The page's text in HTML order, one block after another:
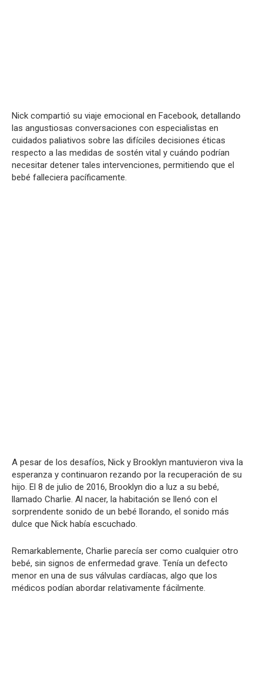
Nick compartió su viaje emocional en Facebook, detallando
las angustiosas conversaciones con especialistas en
cuidados paliativos sobre las difíciles decisiones éticas
respecto a las medidas de sostén vital y cuándo podrían
necesitar detener tales intervenciones, permitiendo que el
bebé falleciera pacíficamente.
A pesar de los desafíos, Nick y Brooklyn mantuvieron viva la
esperanza y continuaron rezando por la recuperación de su
hijo. El 8 de julio de 2016, Brooklyn dio a luz a su bebé,
llamado Charlie. Al nacer, la habitación se llenó con el
sorprendente sonido de un bebé llorando, el sonido más
dulce que Nick había escuchado.
Remarkablemente, Charlie parecía ser como cualquier otro
bebé, sin signos de enfermedad grave. Tenía un defecto
menor en una de sus válvulas cardíacas, algo que los
médicos podían abordar relativamente fácilmente.